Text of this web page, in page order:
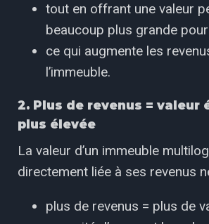
tout en offrant une valeur
beaucoup plus grande
ce qui augmente les
l’immeuble.
2. Plus de revenus = valeur
plus élevée
La valeur d’un immeuble
directement liée à ses revenus
plus de revenus = plus de